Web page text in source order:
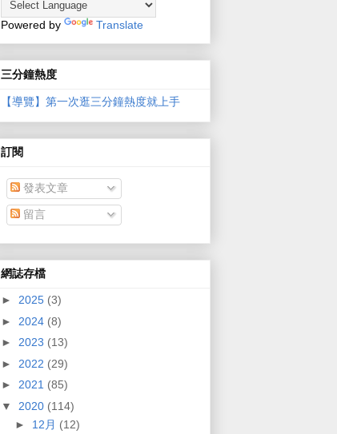
Powered by Translate
三分鐘熱度
【導覽】第一次逛三分鐘熱度就上手
訂閱
發表文章
留言
網誌存檔
► 2025 (3)
► 2024 (8)
► 2023 (13)
► 2022 (29)
► 2021 (85)
▼ 2020 (114)
► 12月 (12)